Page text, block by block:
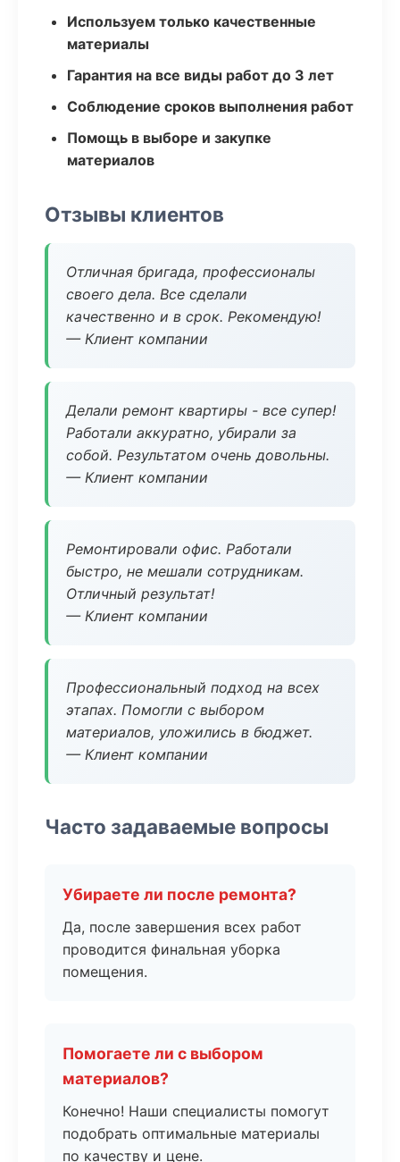
Используем только качественные
материалы
Гарантия на все виды работ до 3 лет
Соблюдение сроков выполнения работ
Помощь в выборе и закупке
материалов
Отзывы клиентов
Отличная бригада, профессионалы
своего дела. Все сделали
качественно и в срок. Рекомендую!
— Клиент компании
Делали ремонт квартиры - все супер!
Работали аккуратно, убирали за
собой. Результатом очень довольны.
— Клиент компании
Ремонтировали офис. Работали
быстро, не мешали сотрудникам.
Отличный результат!
— Клиент компании
Профессиональный подход на всех
этапах. Помогли с выбором
материалов, уложились в бюджет.
— Клиент компании
Часто задаваемые вопросы
Убираете ли после ремонта?
Да, после завершения всех работ
проводится финальная уборка
помещения.
Помогаете ли с выбором
материалов?
Конечно! Наши специалисты помогут
подобрать оптимальные материалы
по качеству и цене.